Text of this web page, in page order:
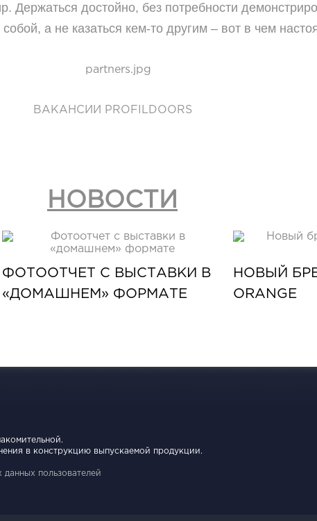
Держаться достойно, без потребности
а не казаться кем-то другим – вот в чем
ВАКАНСИИ PROFILDOORS
НОВОСТИ
ФОТООТЧЕТ С ВЫСТАВКИ В
«ДОМАШНЕМ» ФОРМАТЕ
НОВЫЙ
ORANGE
в конструкцию выпускаемой продукции.
пользователей